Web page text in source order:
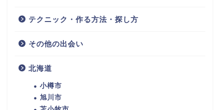
テクニック・作る方法・探し方
その他の出会い
北海道
小樽市
旭川市